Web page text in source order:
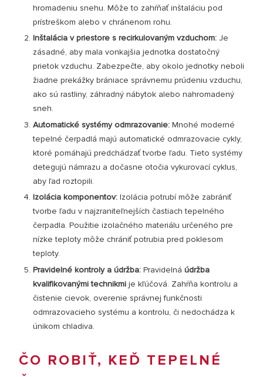
hromadeniu snehu. Môže to zahŕňať inštaláciu pod
prístreškom alebo v chránenom rohu.
Inštalácia v priestore s recirkulovaným vzduchom: Je
zásadné, aby mala vonkajšia jednotka dostatočný
prietok vzduchu. Zabezpečte, aby okolo jednotky neboli
žiadne prekážky brániace správnemu prúdeniu vzduchu,
ako sú rastliny, záhradný nábytok alebo nahromadený
sneh.
Automatické systémy odmrazovanie: Mnohé moderné
tepelné čerpadlá majú automatické odmrazovacie cykly,
ktoré pomáhajú predchádzať tvorbe ľadu. Tieto systémy
detegujú námrazu a dočasne otočia vykurovací cyklus,
aby ľad roztopili.
Izolácia komponentov: Izolácia potrubí môže zabrániť
tvorbe ľadu v najzraniteľnejších častiach tepelného
čerpadla. Použitie izolačného materiálu určeného pre
nízke teploty môže chrániť potrubia pred poklesom
teploty.
Pravidelné kontroly a údržba: Pravidelná údržba
kvalifikovanými technikmi je kľúčová. Zahŕňa kontrolu a
čistenie cievok, overenie správnej funkčnosti
odmrazovacieho systému a kontrolu, či nedochádza k
únikom chladiva.
ČO ROBIŤ, KEĎ TEPELNÉ